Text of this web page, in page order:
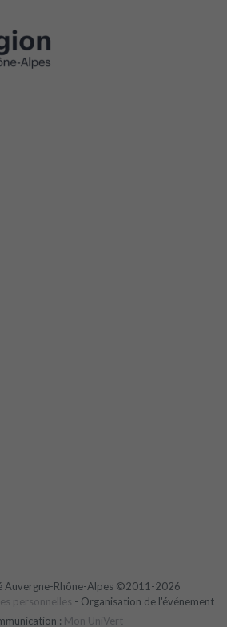
Auvergne-Rhône-Alpes ©2011-2026
personnelles - Organisation de l'événement
: Mon UniVert